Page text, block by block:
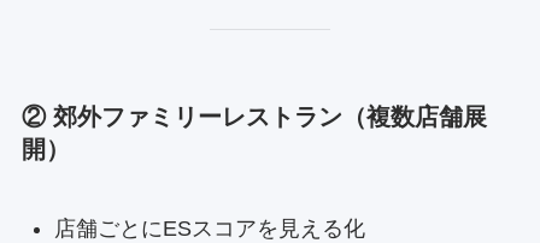
② 郊外ファミリーレストラン（複数店舗展
開）
店舗ごとにESスコアを見える化